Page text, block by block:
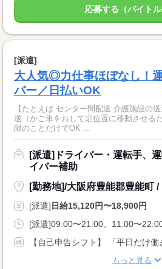
応募する（バイトル
[派遣]
大人気◎力仕事ほぼなし！
バー／日払いOK
【たとえば センター間配送 介護施設の
送（かご車をおして定位置に移動させる
限のことだけでOK ...
[派遣]ドライバー・運転手、
イバー補助
[勤務地]/大阪府豊能郡豊能町 /
[派遣] 日給15,120円〜18,900円
[派遣]09:00〜21:00、11:00〜
もっと見る